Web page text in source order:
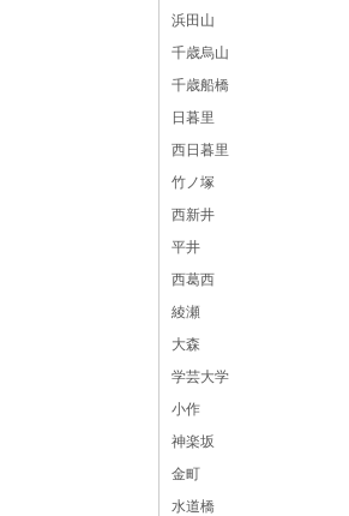
浜田山
千歳烏山
千歳船橋
日暮里
西日暮里
竹ノ塚
西新井
平井
西葛西
綾瀬
大森
学芸大学
小作
神楽坂
金町
水道橋